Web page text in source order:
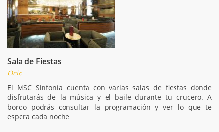
Sala de Fiestas
Ocio
El MSC Sinfonía cuenta con varias salas de fiestas donde
disfrutarás de la música y el baile durante tu crucero. A
bordo podrás consultar la programación y ver lo que te
espera cada noche